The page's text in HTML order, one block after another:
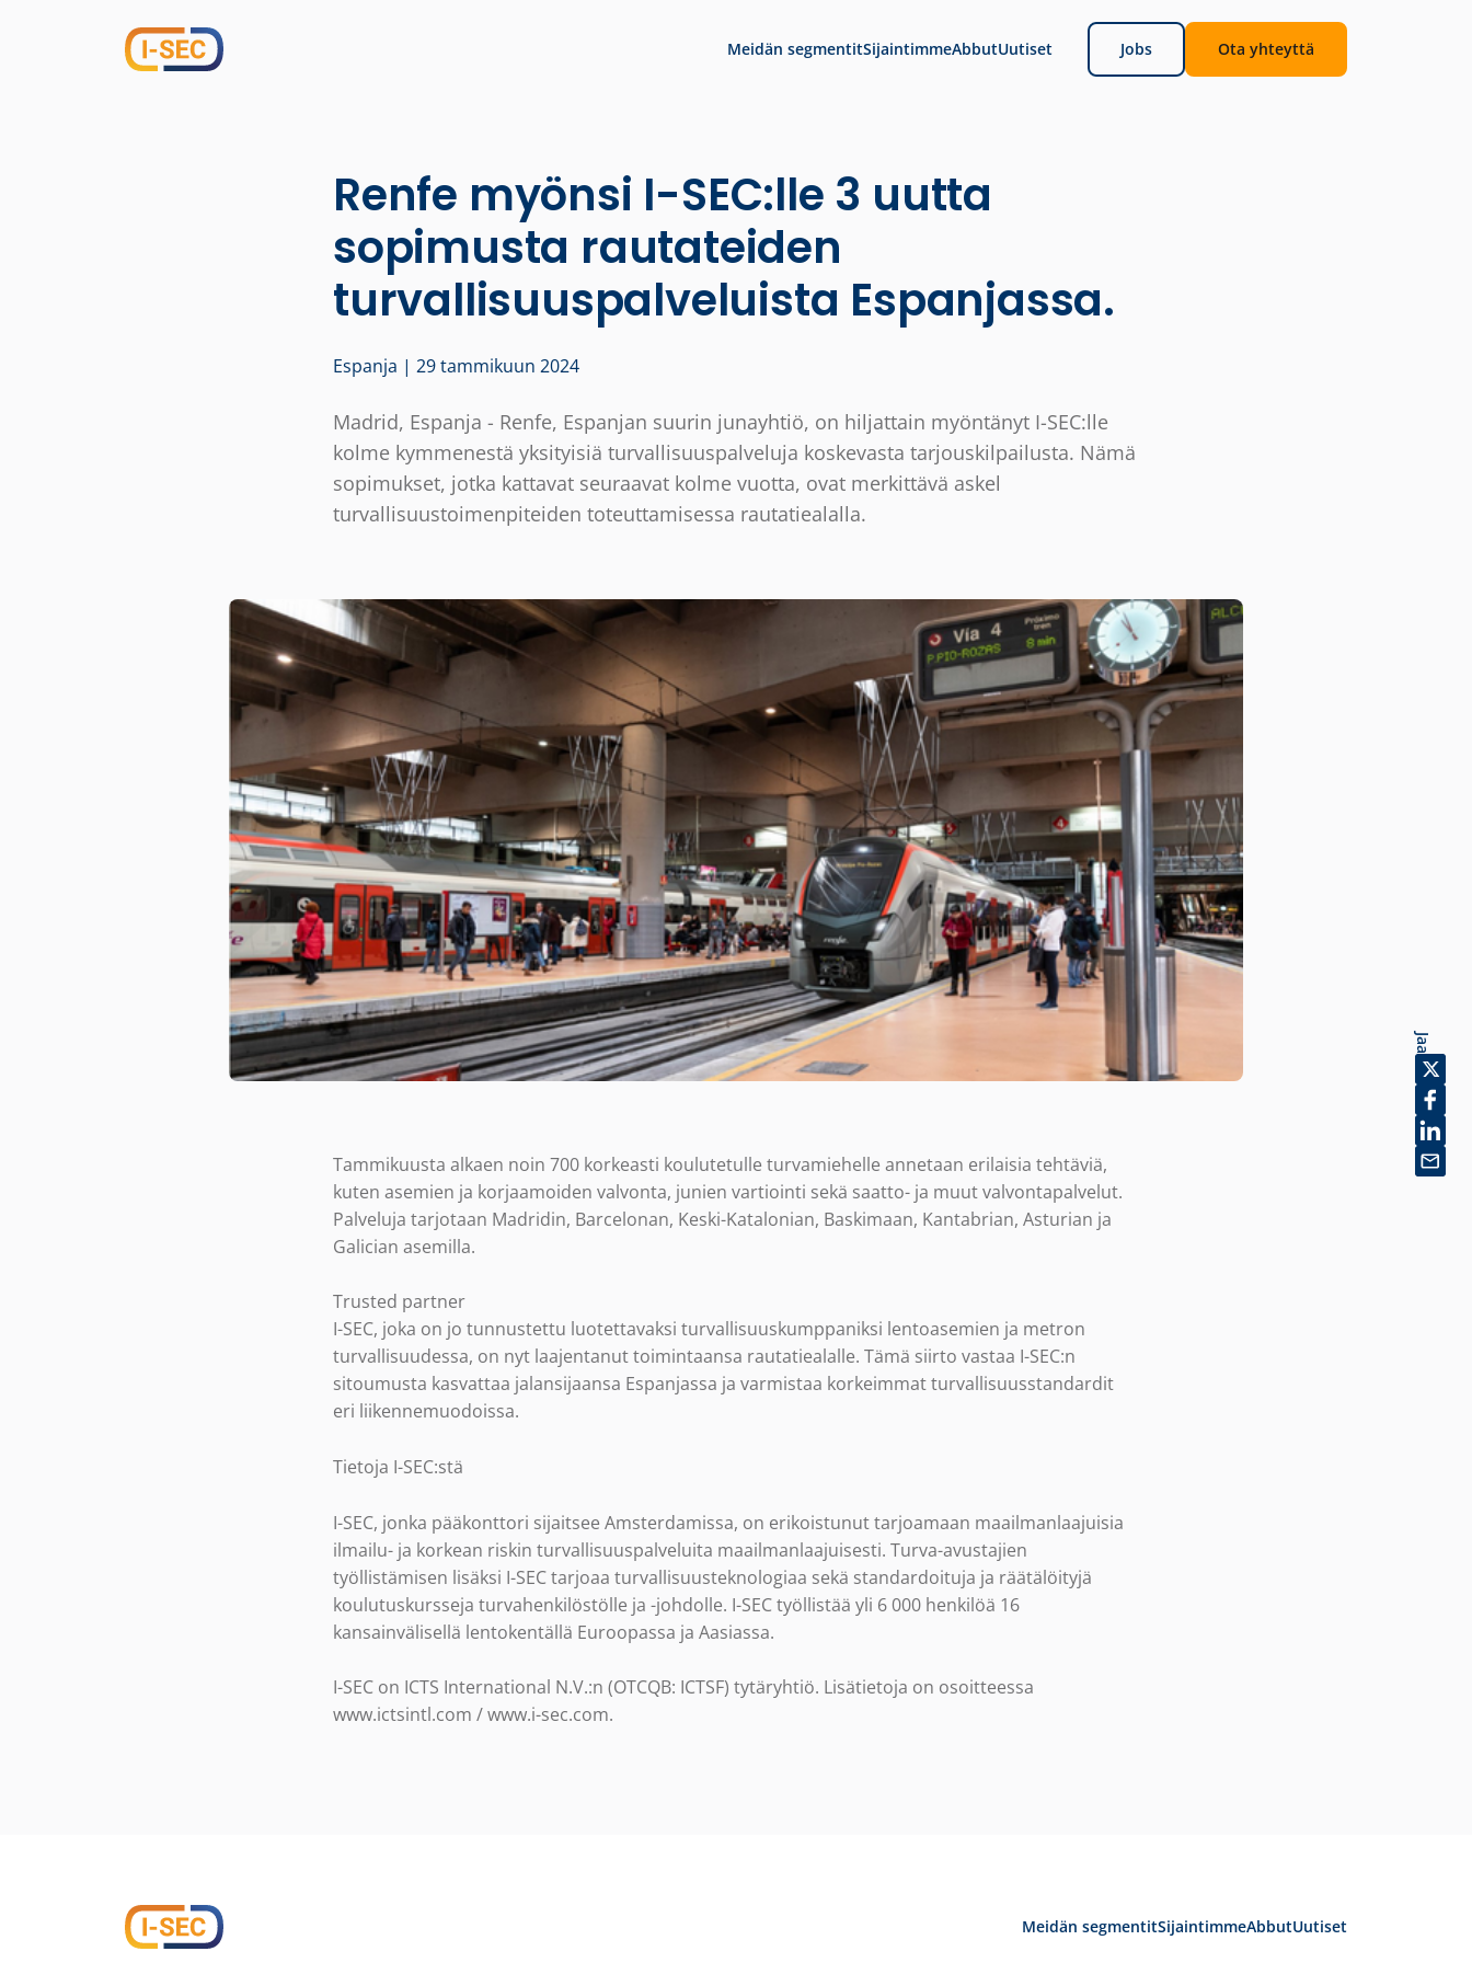
Meidän segmentitSijaintimmeAbbutUutiset Jobs Ota yhteyttä
Renfe myönsi I-SEC:lle 3 uutta
sopimusta rautateiden
turvallisuuspalveluista Espanjassa.
Espanja | 29 tammikuun 2024
Madrid, Espanja - Renfe, Espanjan suurin junayhtiö, on hiljattain myöntänyt I-SEC:lle
kolme kymmenestä yksityisiä turvallisuuspalveluja koskevasta tarjouskilpailusta. Nämä
sopimukset, jotka kattavat seuraavat kolme vuotta, ovat merkittävä askel
turvallisuustoimenpiteiden toteuttamisessa rautatiealalla.
Tammikuusta alkaen noin 700 korkeasti koulutetulle turvamiehelle annetaan erilaisia tehtäviä,
kuten asemien ja korjaamoiden valvonta, junien vartiointi sekä saatto- ja muut valvontapalvelut.
Palveluja tarjotaan Madridin, Barcelonan, Keski-Katalonian, Baskimaan, Kantabrian, Asturian ja
Galician asemilla.
Trusted partner
I-SEC, joka on jo tunnustettu luotettavaksi turvallisuuskumppaniksi lentoasemien ja metron
turvallisuudessa, on nyt laajentanut toimintaansa rautatiealalle. Tämä siirto vastaa I-SEC:n
sitoumusta kasvattaa jalansijaansa Espanjassa ja varmistaa korkeimmat turvallisuusstandardit
eri liikennemuodoissa.
Tietoja I-SEC:stä
I-SEC, jonka pääkonttori sijaitsee Amsterdamissa, on erikoistunut tarjoamaan maailmanlaajuisia
ilmailu- ja korkean riskin turvallisuuspalveluita maailmanlaajuisesti. Turva-avustajien
työllistämisen lisäksi I-SEC tarjoaa turvallisuusteknologiaa sekä standardoituja ja räätälöityjä
koulutuskursseja turvahenkilöstölle ja -johdolle. I-SEC työllistää yli 6 000 henkilöä 16
kansainvälisellä lentokentällä Euroopassa ja Aasiassa.
I-SEC on ICTS International N.V.:n (OTCQB: ICTSF) tytäryhtiö. Lisätietoja on osoitteessa
www.ictsintl.com / www.i-sec.com.
Jaa
Meidän segmentitSijaintimmeAbbutUutiset